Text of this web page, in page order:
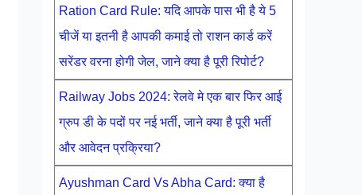
Ration Card Rule: यदि आपके पास भी है ये 5
चीजें या इतनी है आपकी कमाई तो राशन कार्ड करें
सरेंडर वरना होगी जेल, जाने क्या है पूरी रिपोर्ट?
Railway Jobs 2024: रेलवे मे एक बार फिर आई
ग्रुप डी के पदों पर नई भर्ती, जाने क्या है पूरी भर्ती
और आवेदन प्रक्रिया?
Ayushman Card Vs Abha Card: क्या है